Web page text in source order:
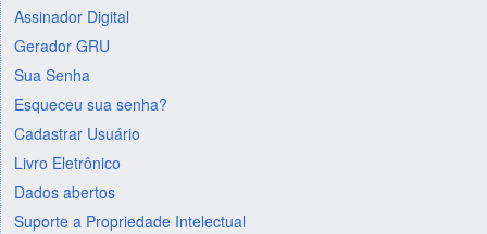
Assinador Digital
Gerador GRU
Sua Senha
Esqueceu sua senha?
Cadastrar Usuário
Livro Eletrônico
Dados abertos
Suporte a Propriedade Intelectual